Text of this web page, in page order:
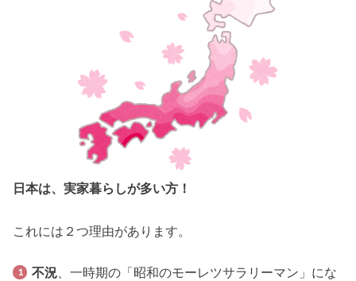
日本は、実家暮らしが多い方！
これには２つ理由があります。
不況、一時期の「昭和のモーレツサラリーマン」にな